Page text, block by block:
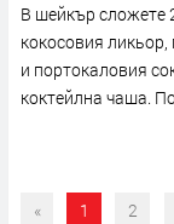
В шейкър сложете
кокосовия
и портокаловия
коктейлна чаша.
« 1 2